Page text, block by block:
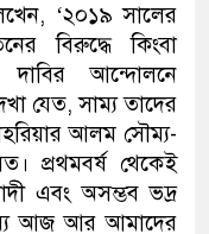
‘২০১৯ সালের
বিরুদ্ধে কিংবা
দাবির আন্দোলনে
যেত, সাম্য তাদের
আলম সৌম্য-
প্রথমবর্ষ থেকেই
এবং অসম্ভব ভদ্র
আজ আর আমাদের